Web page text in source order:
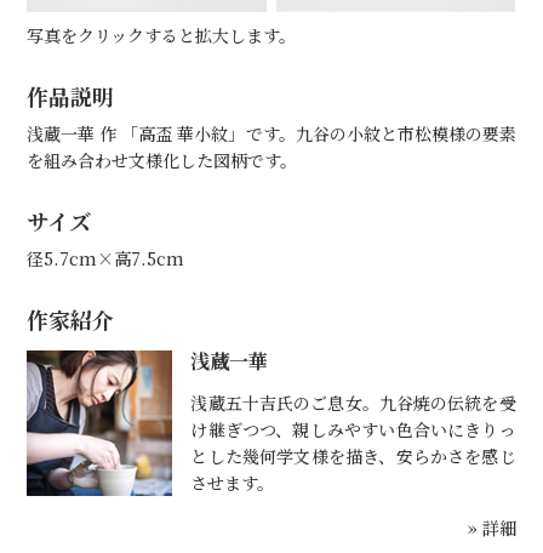
写真をクリックすると拡大します。
作品説明
浅蔵一華 作 「高盃 華小紋」です。九谷の小紋と市松模様の要素
を組み合わせ文様化した図柄です。
サイズ
径5.7cm×高7.5cm
作家紹介
浅蔵一華
浅蔵五十吉氏のご息女。九谷焼の伝統を受
け継ぎつつ、親しみやすい色合いにきりっ
とした幾何学文様を描き、安らかさを感じ
させます。
» 詳細